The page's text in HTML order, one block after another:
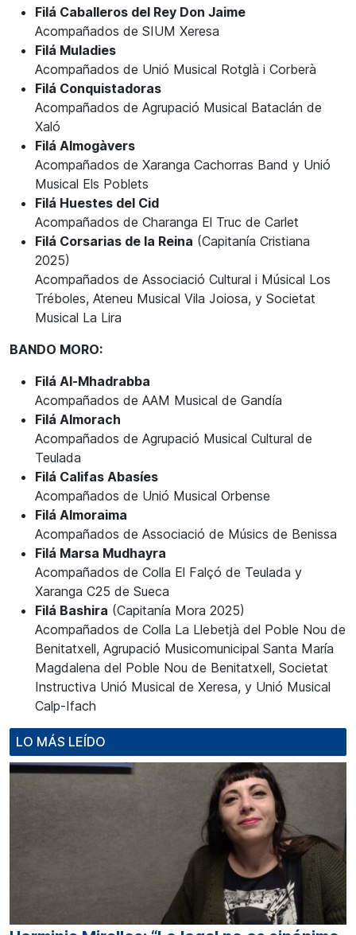
Filá Caballeros del Rey Don Jaime
Acompañados de SIUM Xeresa
Filá Muladies
Acompañados de Unió Musical Rotglà i Corberà
Filá Conquistadoras
Acompañados de Agrupació Musical Bataclán de
Xaló
Filá Almogàvers
Acompañados de Xaranga Cachorras Band y Unió
Musical Els Poblets
Filá Huestes del Cid
Acompañados de Charanga El Truc de Carlet
Filá Corsarias de la Reina (Capitanía Cristiana
2025)
Acompañados de Associació Cultural i Músical Los
Tréboles, Ateneu Musical Vila Joiosa, y Societat
Musical La Lira
BANDO MORO:
Filá Al-Mhadrabba
Acompañados de AAM Musical de Gandía
Filá Almorach
Acompañados de Agrupació Musical Cultural de
Teulada
Filá Califas Abasíes
Acompañados de Unió Musical Orbense
Filá Almoraima
Acompañados de Associació de Músics de Benissa
Filá Marsa Mudhayra
Acompañados de Colla El Falçó de Teulada y
Xaranga C25 de Sueca
Filá Bashira (Capitanía Mora 2025)
Acompañados de Colla La Llebetjà del Poble Nou de
Benitatxell, Agrupació Musicomunicipal Santa María
Magdalena del Poble Nou de Benitatxell, Societat
Instructiva Unió Musical de Xeresa, y Unió Musical
Calp-Ifach
LO MÁS LEÍDO